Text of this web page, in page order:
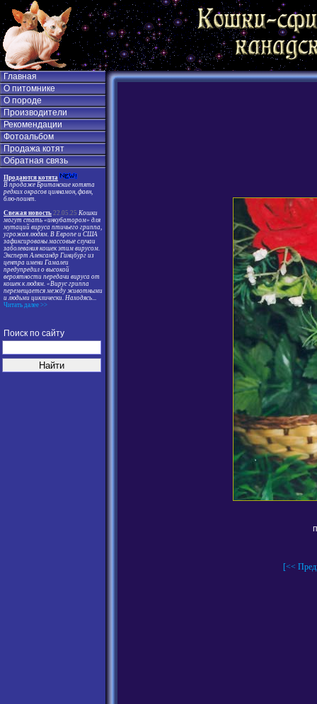
Главная
О питомнике
О породе
Производители
Рекомендации
Фотоальбом
Продажа котят
Обратная связь
Продаются котята
В продаже Британские котята
редких окрасов циннамон, фавн,
блю-поинт.
Свежая новость 22.05.25 Кошки
могут стать «инкубатором» для
мутаций вируса птичьего гриппа,
угрожая людям. В Европе и США
зафиксированы массовые случаи
заболевания кошек этим вирусом.
Эксперт Александр Гинцбург из
центра имени Гамалеи
предупредил о высокой
вероятности передачи вируса от
кошек к людям. «Вирус гриппа
перемещается между животными
и людьми циклически. Находясь...
Читать далее >>
Поиск по сайту
[<<